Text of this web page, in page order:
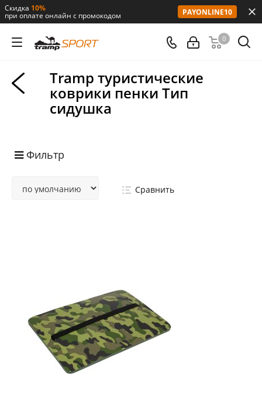
Скидка 10%
при оплате онлайн с промокодом PAYONLINE10
0
Tramp туристические
коврики пенки Тип
сидушка
Фильтр
Сравнить